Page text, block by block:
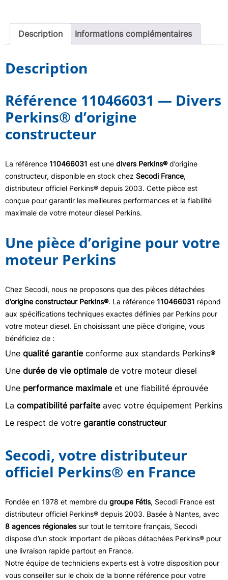
Description Informations complémentaires
Description
Référence 110466031 — Divers
Perkins® d’origine
constructeur
La référence 110466031 est une divers Perkins®d’origine
constructeur, disponible en stock chez Secodi France,
distributeur officiel Perkins® depuis 2003. Cette pièce est
conçue pour garantir les meilleures performances et la fiabilité
maximale de votre moteur diesel Perkins.
Une pièce d’origine pour votre
moteur Perkins
Chez Secodi, nous ne proposons que des pièces détachées
d’origine constructeur Perkins®. La référence 110466031 répond
aux spécifications techniques exactes définies par Perkins pour
votre moteur diesel. En choisissant une pièce d’origine, vous
bénéficiez de :
Une qualité garantieconforme aux standards Perkins®
Une durée de vie optimalede votre moteur diesel
Une performance maximaleet une fiabilité éprouvée
La compatibilité parfaiteavec votre équipement Perkins
Le respect de votre garantie constructeur
Secodi, votre distributeur
officiel Perkins® en France
Fondée en 1978 et membre du groupe Fétis, Secodi France est
distributeur officiel Perkins® depuis 2003. Basée à Nantes, avec
8 agences régionalessur tout le territoire français, Secodi
dispose d’un stock important de pièces détachées Perkins® pour
une livraison rapide partout en France.
Notre équipe de techniciens experts est à votre disposition pour
vous conseiller sur le choix de la bonne référence pour votre